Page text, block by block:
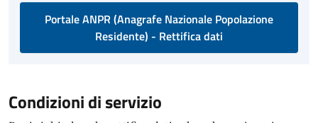
Portale ANPR (Anagrafe Nazionale Popolazione
Residente) - Rettifica dati
Condizioni di servizio